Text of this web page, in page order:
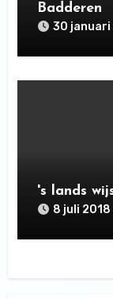
Badderen
30 januari
's lands
8 juli 2018